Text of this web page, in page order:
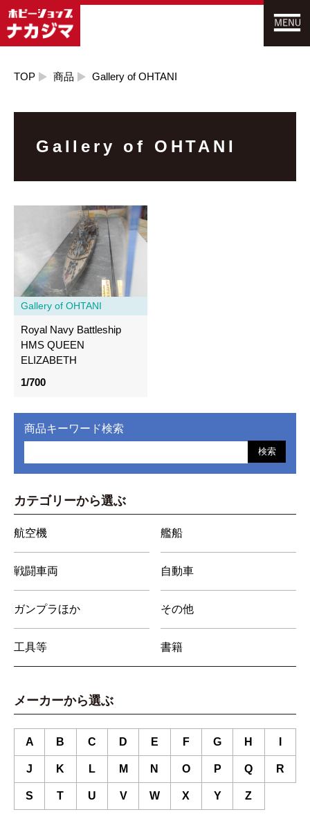
TOP 商品 Gallery of OHTANI
Gallery of OHTANI
Gallery of OHTANI
Royal Navy Battleship
HMS QUEEN
ELIZABETH
1/700
商品キーワード検索
検索
カテゴリーから選ぶ
航空機 艦船
戦闘車両 自動車
ガンプラほか その他
工具等 書籍
メーカーから選ぶ
A B C D E F G H
J K L M N O P Q R
S T U V W X Y Z